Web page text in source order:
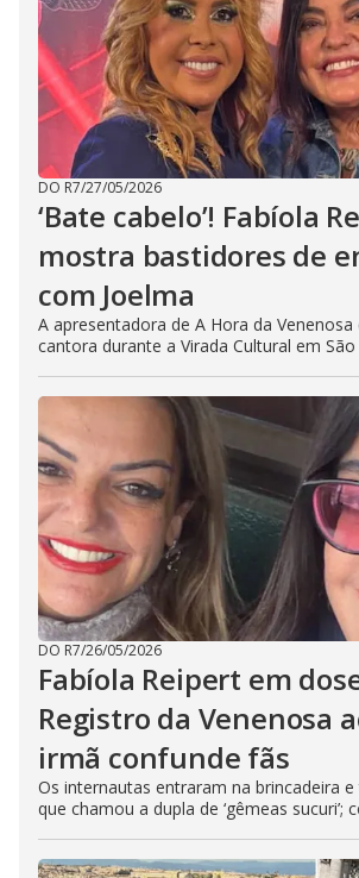
DO R7/27/05/2026
‘Bate cabelo’! Fabíola
mostra bastidores de
com Joelma
A apresentadora de A Hora da
cantora durante a Virada Cultural em São
DO R7/26/05/2026
Fabíola Reipert em
Registro da Venenosa
irmã confunde fãs
Os internautas entraram na brincadeira
que chamou a dupla de ‘gêmeas sucuri’;